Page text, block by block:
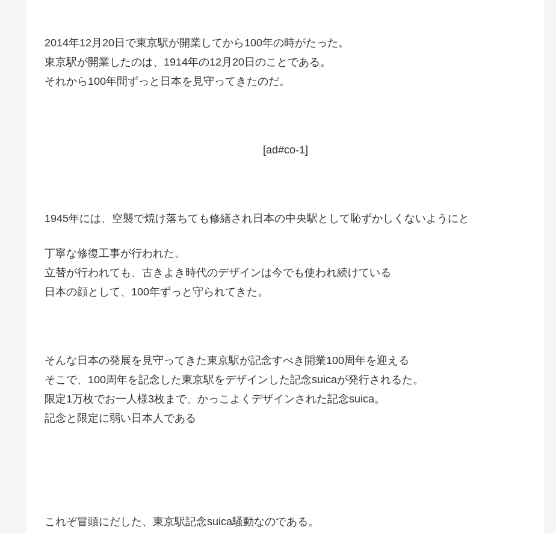
2014年12月20日で東京駅が開業してから100年の時がたった。
東京駅が開業したのは、1914年の12月20日のことである。
それから100年間ずっと日本を見守ってきたのだ。
[ad#co-1]
1945年には、空襲で焼け落ちても修繕され日本の中央駅として恥ずかしくないようにと
丁寧な修復工事が行われた。
立替が行われても、古きよき時代のデザインは今でも使われ続けている
日本の顔として、100年ずっと守られてきた。
そんな日本の発展を見守ってきた東京駅が記念すべき開業100周年を迎える
そこで、100周年を記念した東京駅をデザインした記念suicaが発行されるた。
限定1万枚でお一人様3枚まで、かっこよくデザインされた記念suica。
記念と限定に弱い日本人である
これぞ冒頭にだした、東京駅記念suica騒動なのである。